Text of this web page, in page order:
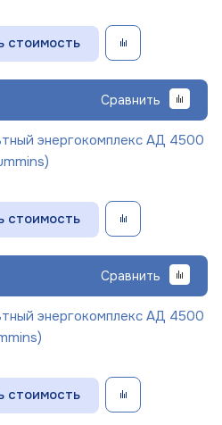
стоимость
Сравнить
энергокомплекс АД 4500
стоимость
Сравнить
энергокомплекс АД 4500
стоимость